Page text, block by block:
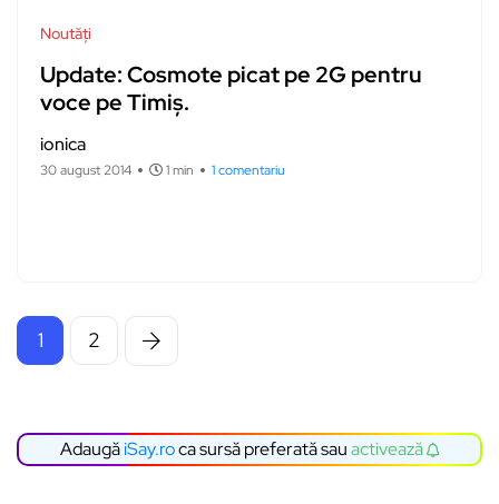
Noutăți
Update: Cosmote picat pe 2G pentru
voce pe Timiș.
ionica
30 august 2014 1 min 1 comentariu
1 2
AdaugăiSay.roca sursă preferată sauactivează